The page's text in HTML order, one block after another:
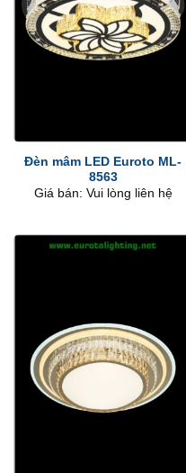
Đèn mâm LED Euroto ML-
8563
Giá bán: Vui lòng liên hệ